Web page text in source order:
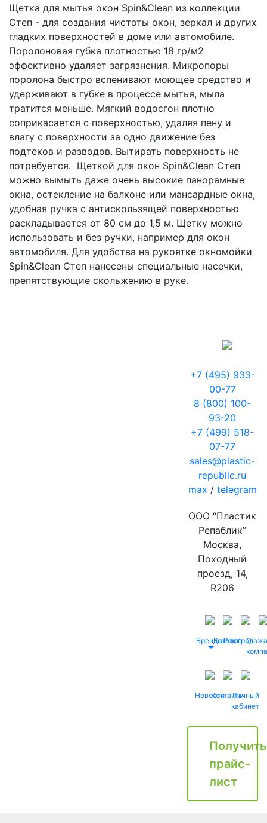
Щетка для мытья окон Spin&Clean из коллекции
Степ - для создания чистоты окон, зеркал и других
гладких поверхностей в доме или автомобиле.
Поролоновая губка плотностью 18 гр/м2
эффективно удаляет загрязнения. Микропоры
поролона быстро вспенивают моющее средство и
удерживают в губке в процессе мытья, мыла
тратится меньше. Мягкий водосгон плотно
соприкасается с поверхностью, удаляя пену и
влагу с поверхности за одно движение без
подтеков и разводов. Вытирать поверхность не
потребуется. Щеткой для окон Spin&Clean Степ
можно вымыть даже очень высокие панорамные
окна, остекление на балконе или мансардные окна,
удобная ручка с антискользящей поверхностью
раскладывается от 80 см до 1,5 м. Щетку можно
использовать и без ручки, например для окон
автомобиля. Для удобства на рукоятке окномойки
Spin&Clean Степ нанесены специальные насечки,
препятствующие скольжению в руке.
+7 (495) 933-
00-77
8 (800) 100-
93-20
+7 (499) 518-
07-77
sales@plastic-
republic.ru
max / telegram
ООО “Пластик
Репаблик”
Москва,
Походный
проезд, 14,
R206
БрендыКаталог
Распродажа
О
НовостиКонтактыЛичный
кабинет
Получить
прайс-
лист